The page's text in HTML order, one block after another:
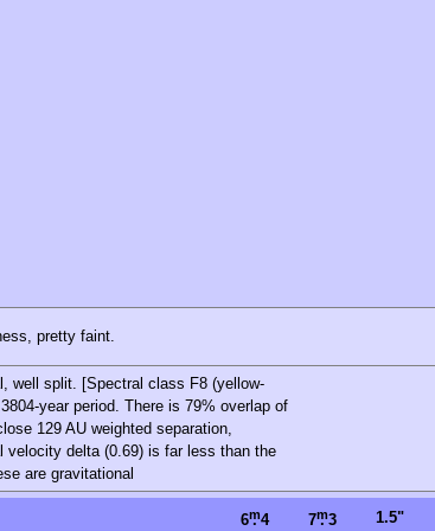
pretty faint.
well split. [Spectral class F8 (yellow-
year period. There is 79% overlap of
129 AU weighted separation,
velocity delta (0.69) is far less than the
are gravitational
6m
. 4 7m
. 3 1.5"